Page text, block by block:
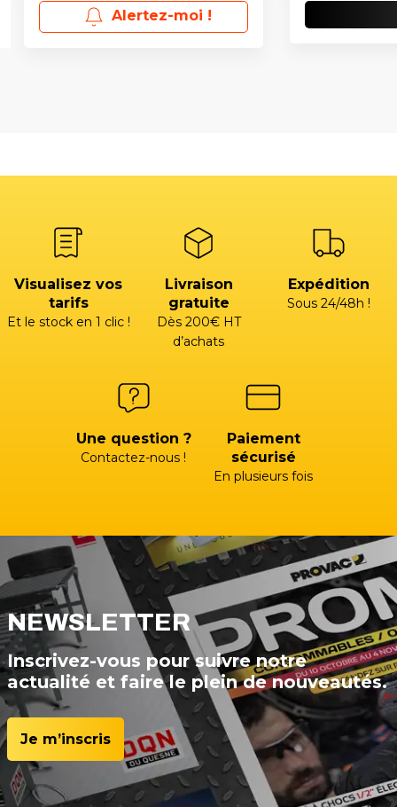
Alertez-moi !
Visualisez vos
tarifs
Et le stock en 1 clic !
Livraison
gratuite
Dès 200€ HT
d’achats
Expédition
Sous 24/48h !
Une question ?
Contactez-nous !
Paiement
sécurisé
En plusieurs fois
NEWSLETTER
Inscrivez-vous pour suivre notre
actualité et faire le plein de nouveautés.
Je m’inscris